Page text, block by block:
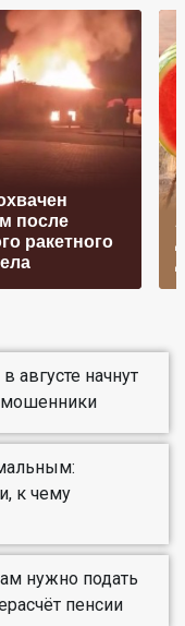
после
ракетного
августе начнут
мошенники
к чему
нужно подать
пенсии